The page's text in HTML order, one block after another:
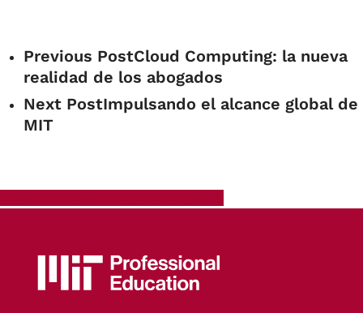
Previous PostCloud Computing: la nueva
realidad de los abogados
Next PostImpulsando el alcance global de
MIT